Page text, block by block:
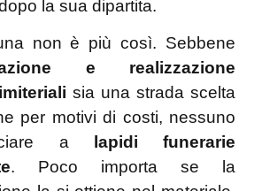
la sua dipartita.
non è più così. Sebbene
e realizzazione
sia una strada scelta
per motivi di costi, nessuno
a
lapidi funerarie
. Poco importa se la